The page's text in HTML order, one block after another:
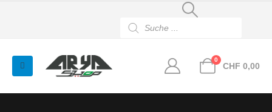
search
0
CHF 0,00